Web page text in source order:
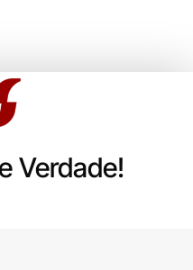
Verdade!